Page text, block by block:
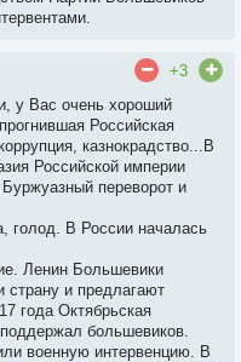
+3
у Вас очень хороший
Российская
казнокрадство...В
Российской империи
переворот и
голод. В России началась
Ленин Большевики
страну и предлагают
года Октябрьская
большевиков.
военную интервенцию. В